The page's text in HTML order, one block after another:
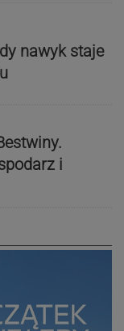
nawyk staje
i